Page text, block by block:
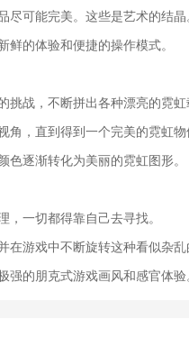
可能完美。这些是艺术的结晶
鲜的体验和便捷的操作模式。
战，不断拼出各种漂亮的霓虹
，直到得到一个完美的霓虹物
逐渐转化为美丽的霓虹图形。
，一切都得靠自己去寻找。
游戏中不断旋转这种看似杂乱
的朋克式游戏画风和感官体验